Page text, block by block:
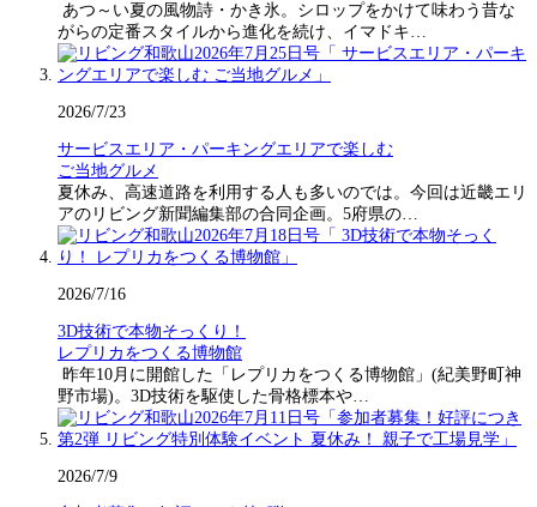
あつ～い夏の風物詩・かき氷。シロップをかけて味わう昔な
がらの定番スタイルから進化を続け、イマドキ…
2026/7/23
サービスエリア・パーキングエリアで楽しむ
ご当地グルメ
夏休み、高速道路を利用する人も多いのでは。今回は近畿エリ
アのリビング新聞編集部の合同企画。5府県の…
2026/7/16
3D技術で本物そっくり！
レプリカをつくる博物館
昨年10月に開館した「レプリカをつくる博物館」(紀美野町神
野市場)。3D技術を駆使した骨格標本や…
2026/7/9